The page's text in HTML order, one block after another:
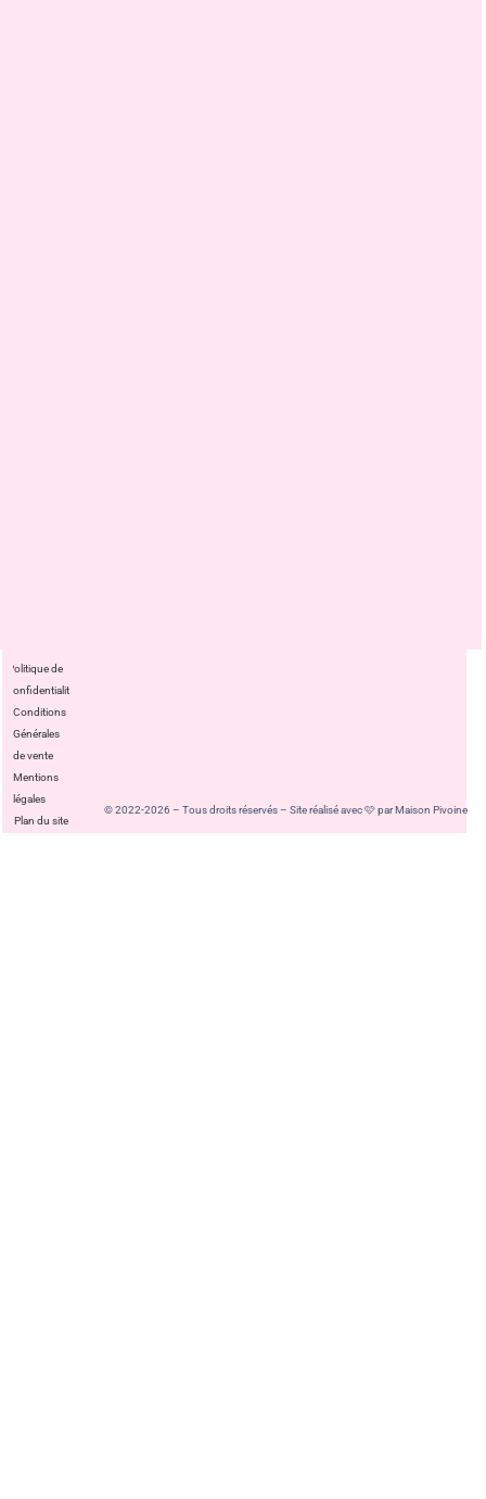
Politique de
confidentialité
Conditions
Générales
de vente
Mentions
légales
Plan du site
© 2022-2026 – Tous droits réservés – Site réalisé avec 🩷 par Maison Pivoine